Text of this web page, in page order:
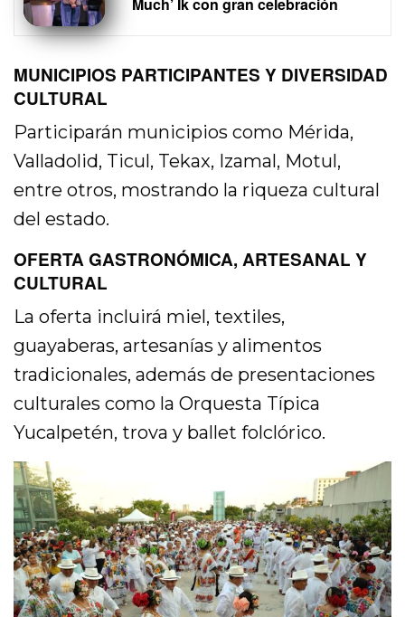
Much’ Ik con gran celebración
MUNICIPIOS PARTICIPANTES Y DIVERSIDAD
CULTURAL
Participarán municipios como Mérida,
Valladolid, Ticul, Tekax, Izamal, Motul,
entre otros, mostrando la riqueza cultural
del estado.
OFERTA GASTRONÓMICA, ARTESANAL Y
CULTURAL
La oferta incluirá miel, textiles,
guayaberas, artesanías y alimentos
tradicionales, además de presentaciones
culturales como la Orquesta Típica
Yucalpetén, trova y ballet folclórico.